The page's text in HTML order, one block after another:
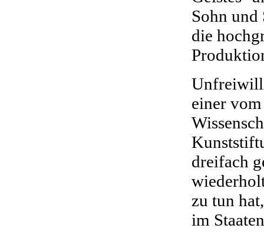
Sohn und
die
einer
dreifach
zu tun
im